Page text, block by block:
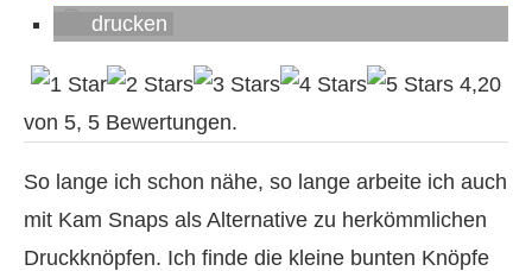
drucken
4,20
von 5, 5 Bewertungen.
So lange ich schon nähe, so lange arbeite ich auch
mit Kam Snaps als Alternative zu herkömmlichen
Druckknöpfen. Ich finde die kleine bunten Knöpfe